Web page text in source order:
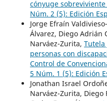
cónyuge sobreviviente
Núm. 2 (5): Edición
Jorge Efraín
Álvarez, Diego Adrián
Narváez-Zurita,
personas con
Control de
5 Núm. 1 (5): Edición
Jonathan Israel
Narváez-Zurita, Diego